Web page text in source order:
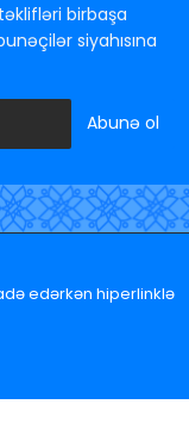
birbaşa
siyahısına
Abunə ol
edərkən hiperlinklə